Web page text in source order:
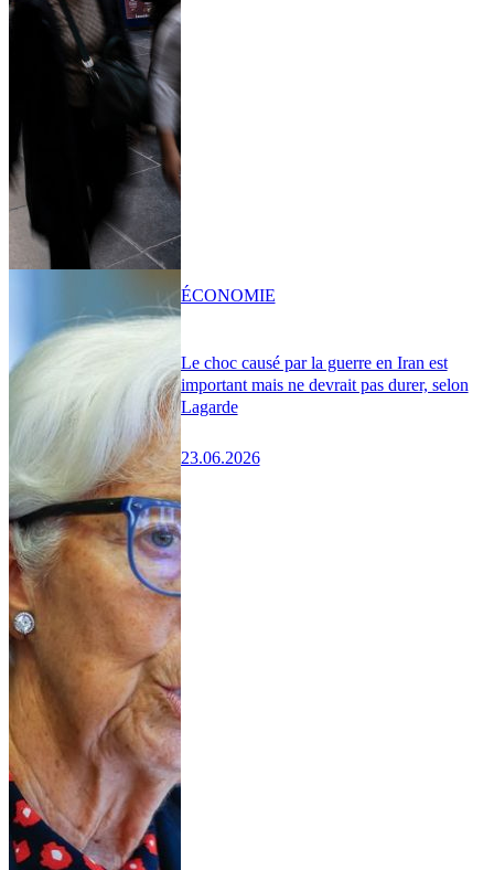
Le choc causé par la guerre en Iran est
important mais ne devrait pas durer, selon
Lagarde
23.06.2026
ÉCONOMIE